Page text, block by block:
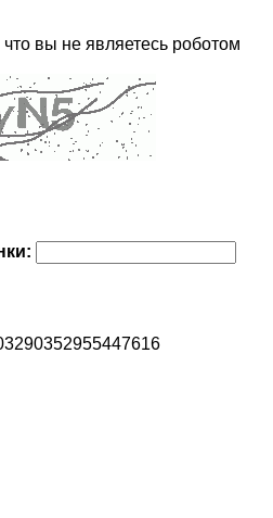
вы не являетесь роботом